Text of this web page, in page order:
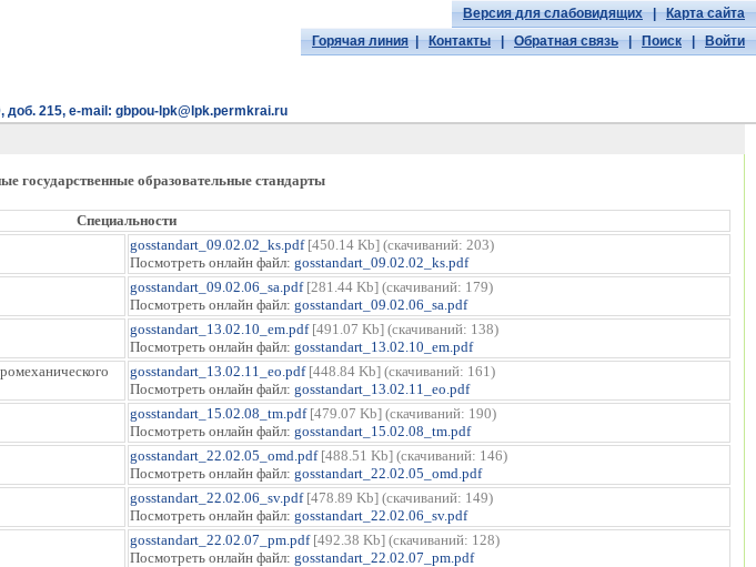
Версия для слабовидящих|Карта сайта
Горячая линия|Контакты|Обратная связь|Поиск|Войти
доб. 215, e-mail: gbpou-lpk@lpk.permkrai.ru
государственные образовательные стандарты
Специальности
gosstandart_09.02.02_ks.pdf[450.14 Kb] (cкачиваний: 203)
Посмотреть онлайн файл: gosstandart_09.02.02_ks.pdf
gosstandart_09.02.06_sa.pdf[281.44 Kb] (cкачиваний: 179)
Посмотреть онлайн файл: gosstandart_09.02.06_sa.pdf
gosstandart_13.02.10_em.pdf[491.07 Kb] (cкачиваний: 138)
Посмотреть онлайн файл: gosstandart_13.02.10_em.pdf
gosstandart_13.02.11_eo.pdf[448.84 Kb] (cкачиваний: 161)
Посмотреть онлайн файл: gosstandart_13.02.11_eo.pdf
gosstandart_15.02.08_tm.pdf[479.07 Kb] (cкачиваний: 190)
Посмотреть онлайн файл: gosstandart_15.02.08_tm.pdf
gosstandart_22.02.05_omd.pdf[488.51 Kb] (cкачиваний: 146)
Посмотреть онлайн файл: gosstandart_22.02.05_omd.pdf
gosstandart_22.02.06_sv.pdf[478.89 Kb] (cкачиваний: 149)
Посмотреть онлайн файл: gosstandart_22.02.06_sv.pdf
gosstandart_22.02.07_pm.pdf[492.38 Kb] (cкачиваний: 128)
Посмотреть онлайн файл: gosstandart_22.02.07_pm.pdf